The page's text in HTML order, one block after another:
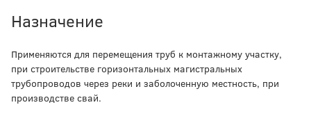
Назначение
Применяются для перемещения труб к монтажному участку,
при строительстве горизонтальных магистральных
трубопроводов через реки и заболоченную местность, при
производстве свай.